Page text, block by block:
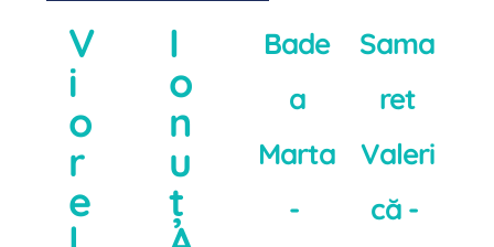
V
i
o
r
e
I
o
n
u
ț
Bade
a
Marta
-
Sama
ret
Valeri
că -